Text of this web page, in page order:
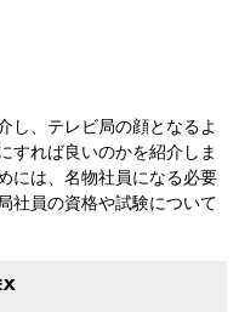
し、テレビ局の顔となるよ
すれば良いのかを紹介しま
には、名物社員になる必要
社員の資格や試験について